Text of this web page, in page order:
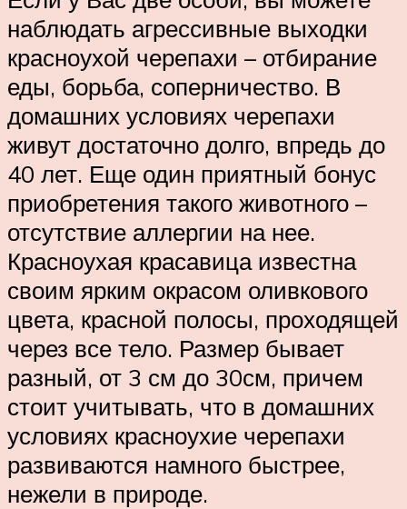
наблюдать агрессивные выходки
красноухой черепахи – отбирание
еды, борьба, соперничество. В
домашних условиях черепахи
живут достаточно долго, впредь до
40 лет. Еще один приятный бонус
приобретения такого животного –
отсутствие аллергии на нее.
Красноухая красавица известна
своим ярким окрасом оливкового
цвета, красной полосы, проходящей
через все тело. Размер бывает
разный, от 3 см до 30см, причем
стоит учитывать, что в домашних
условиях красноухие черепахи
развиваются намного быстрее,
нежели в природе.